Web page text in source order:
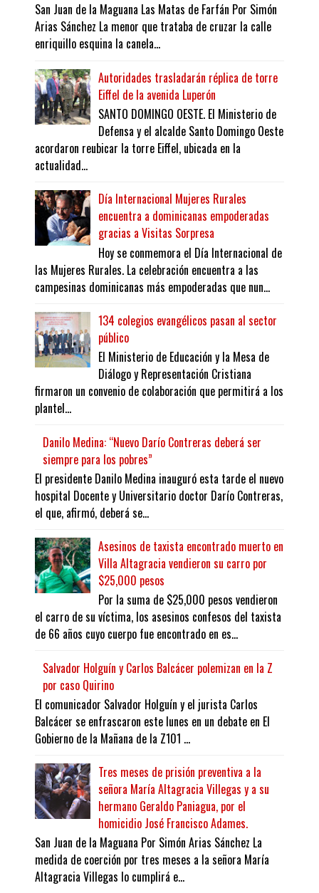
San Juan de la Maguana Las Matas de Farfán Por Simón
Arias Sánchez La menor que trataba de cruzar la calle
enriquillo esquina la canela...
Autoridades trasladarán réplica de torre
Eiffel de la avenida Luperón
SANTO DOMINGO OESTE. El Ministerio de
Defensa y el alcalde Santo Domingo Oeste
acordaron reubicar la torre Eiffel, ubicada en la
actualidad...
Día Internacional Mujeres Rurales
encuentra a dominicanas empoderadas
gracias a Visitas Sorpresa
Hoy se conmemora el Día Internacional de
las Mujeres Rurales. La celebración encuentra a las
campesinas dominicanas más empoderadas que nun...
134 colegios evangélicos pasan al sector
público
El Ministerio de Educación y la Mesa de
Diálogo y Representación Cristiana
firmaron un convenio de colaboración que permitirá a los
plantel...
Danilo Medina: “Nuevo Darío Contreras deberá ser
siempre para los pobres”
El presidente Danilo Medina inauguró esta tarde el nuevo
hospital Docente y Universitario doctor Darío Contreras,
el que, afirmó, deberá se...
Asesinos de taxista encontrado muerto en
Villa Altagracia vendieron su carro por
$25,000 pesos
Por la suma de $25,000 pesos vendieron
el carro de su víctima, los asesinos confesos del taxista
de 66 años cuyo cuerpo fue encontrado en es...
Salvador Holguín y Carlos Balcácer polemizan en la Z
por caso Quirino
El comunicador Salvador Holguín y el jurista Carlos
Balcácer se enfrascaron este lunes en un debate en El
Gobierno de la Mañana de la Z101 ...
Tres meses de prisión preventiva a la
señora María Altagracia Villegas y a su
hermano Geraldo Paniagua, por el
homicidio José Francisco Adames.
San Juan de la Maguana Por Simón Arias Sánchez La
medida de coerción por tres meses a la señora María
Altagracia Villegas lo cumplirá e...